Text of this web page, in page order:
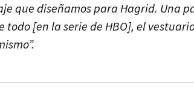
que diseñamos para Hagrid. Una
todo [en la serie de HBO], el